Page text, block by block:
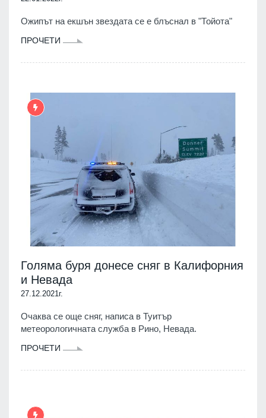
Oжипът на екшън звездата се е блъснал в "Тойота"
ПРОЧЕТИ
Голяма буря донесе сняг в Калифорния
и Невада
27.12.2021г.
Очаква се още сняг, написа в Туитър
метеорологичната служба в Рино, Невада.
ПРОЧЕТИ